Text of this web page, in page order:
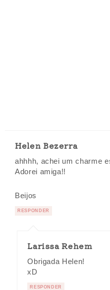
Helen Bezerra
ahhhh, achei um charme
Adorei amiga!!
Beijos
RESPONDER
Larissa Rehem
Obrigada Helen!
xD
RESPONDER